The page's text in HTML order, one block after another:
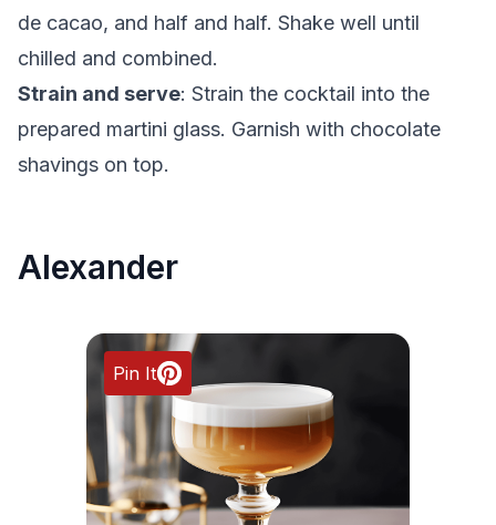
de cacao, and half and half. Shake well until
chilled and combined.
Strain and serve: Strain the cocktail into the
prepared martini glass. Garnish with chocolate
shavings on top.
Alexander
Pin It